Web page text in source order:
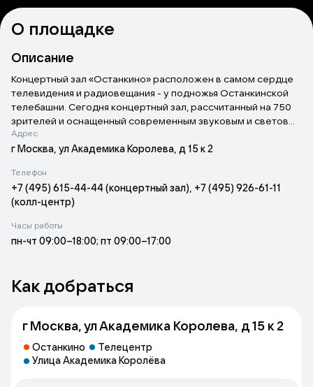
О площадке
Описание
Концертный зал «Останкино» расположен в самом сердце
телевидения и радиовещания - у подножья Останкинской
телебашни. Сегодня концертный зал, рассчитанный на 750
зрителей и оснащенный современным звуковым и световым
оборудованием, - одна из наиболее популярных площадок
среди организаторов мероприятий различного формата:
мероприятий, концертов, спектаклей, телевизионных
съемок, показов мод, фестивалей, различных шоу программ,
фуршетов, банкетов и других мероприятий. При
концертного зала готов предложить ряд уникальных
дополнительных креативных услуг.
Адрес
г Москва, ул Академика Королева, д 15 к 2
Телефон
+7 (495) 615-44-44 (концертный зал), +7 (495) 926-61-11
(колл-центр)
Часы работы
пн-чт 09:00–18:00; пт 09:00–17:00
Как добраться
г Москва, ул Академика Королева, д 15 к 2
Останкино
Телецентр
Улица Академика Королёва